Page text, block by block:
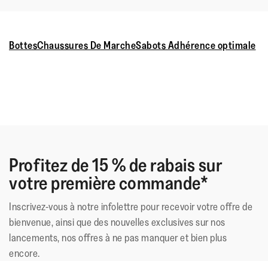
BottesChaussures De MarcheSabots Adhérence optimale
Profitez de 15 % de rabais sur
votre première commande*
Inscrivez-vous à notre infolettre pour recevoir votre offre de
bienvenue, ainsi que des nouvelles exclusives sur nos
lancements, nos offres à ne pas manquer et bien plus
encore.